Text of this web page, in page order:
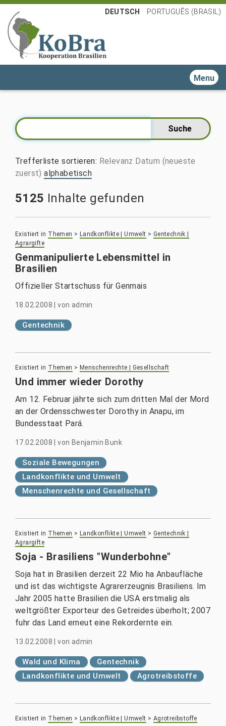
DEUTSCH PORTUGUÊS (BRASIL)
Toggle
Trefferliste sortieren: Relevanz Datum (neueste
zuerst) alphabetisch
5125 Inhalte gefunden
Existiert in Themen > Landkonflikte | Umwelt > Gentechnik |
Agrargifte
Genmanipulierte Lebensmittel in
Brasilien
Offizieller Startschuss für Genmais
18.02.2008 |von admin
Gentechnik
Existiert in Themen > Menschenrechte | Gesellschaft
Und immer wieder Dorothy
Am 12. Februar jährte sich zum dritten Mal der Mord
an der Ordensschwester Dorothy in Anapu, im
Bundesstaat Pará.
17.02.2008 |von Benjamin Bunk
Soziale Bewegungen
Landkonflikte und Umwelt
Menschenrechte und Gesellschaft
Existiert in Themen > Landkonflikte | Umwelt > Gentechnik |
Agrargifte
Soja - Brasiliens "Wunderbohne"
Soja hat in Brasilien derzeit 22 Mio ha Anbaufläche
und ist das wichtigste Agrarerzeugnis Brasiliens. Im
Jahr 2005 hatte Brasilien die USA erstmalig als
weltgrößter Exporteur des Getreides überholt; 2007
fuhr das Land erneut eine Rekordernte ein.
13.02.2008 |von admin
Wald und Klima
Gentechnik
Landkonflikte und Umwelt
Agrotreibstoffe
Existiert in Themen > Landkonflikte | Umwelt > Agrotreibstoffe